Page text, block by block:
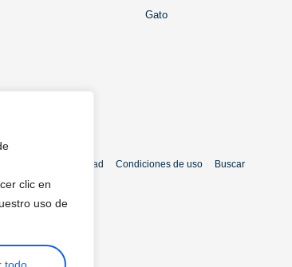
clic en
uso de
Gato
política de privacidad Condiciones de uso Buscar